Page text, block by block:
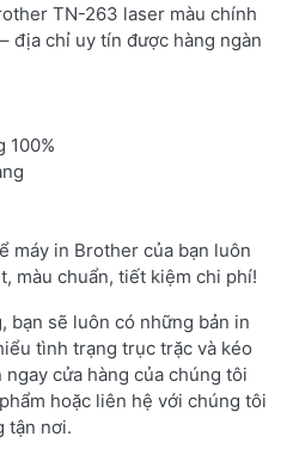
TN-263 laser màu chính
– địa chỉ uy tín được hàng ngàn
100%
máy in Brother của bạn luôn
màu chuẩn, tiết kiệm chi phí!
bạn sẽ luôn có những bản in
tình trạng trục trặc và kéo
cửa hàng của chúng tôi
hoặc liên hệ với chúng tôi
tận nơi.